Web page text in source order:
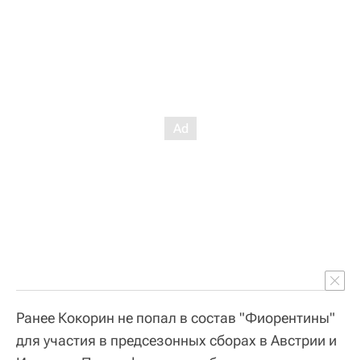
Ранее Кокорин не попал в состав "Фиорентины"
для участия в предсезонных сборах в Австрии и